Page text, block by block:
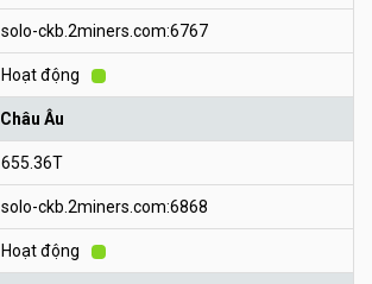
solo-ckb.2miners.com:6767
Hoạt động
Châu Âu
655.36T
solo-ckb.2miners.com:6868
Hoạt động